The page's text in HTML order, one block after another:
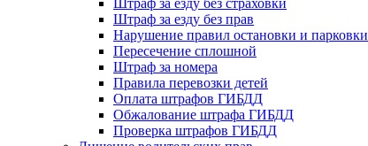
Штраф за езду без страховки
Штраф за езду без прав
Нарушение правил остановки и парковки
Пересечение сплошной
Штраф за номера
Правила перевозки детей
Оплата штрафов ГИБДД
Обжалование штрафа ГИБДД
Проверка штрафов ГИБДД